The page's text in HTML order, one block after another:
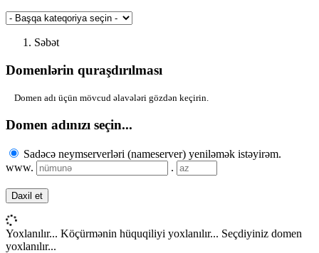
Səbət
Domenlərin quraşdırılması
Domen adı üçün mövcud əlavələri gözdən keçirin.
Domen adınızı seçin...
Sadəcə neymserverləri (nameserver) yeniləmək istəyirəm.
www.
.
Daxil et
Yoxlanılır... Köçürmənin hüquqiliyi yoxlanılır... Seçdiyiniz domen
yoxlanılır...